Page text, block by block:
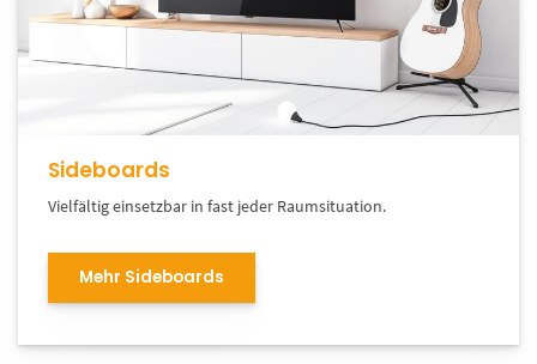
Sideboards
Vielfältig einsetzbar in fast jeder Raumsituation.
Mehr Sideboards